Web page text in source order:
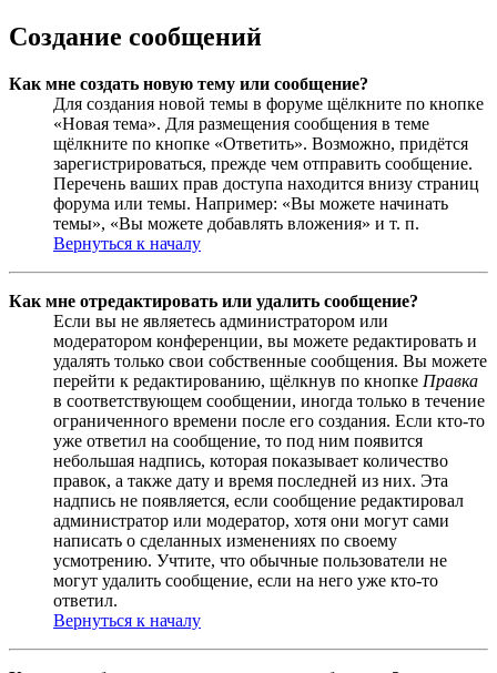
Создание сообщений
Как мне создать новую тему или сообщение?
Для создания новой темы в форуме щёлкните по кнопке
«Новая тема». Для размещения сообщения в теме
щёлкните по кнопке «Ответить». Возможно, придётся
зарегистрироваться, прежде чем отправить сообщение.
Перечень ваших прав доступа находится внизу страниц
форума или темы. Например: «Вы можете начинать
темы», «Вы можете добавлять вложения» и т. п.
Вернуться к началу
Как мне отредактировать или удалить сообщение?
Если вы не являетесь администратором или
модератором конференции, вы можете редактировать и
удалять только свои собственные сообщения. Вы можете
перейти к редактированию, щёлкнув по кнопке Правка
в соответствующем сообщении, иногда только в течение
ограниченного времени после его создания. Если кто-то
уже ответил на сообщение, то под ним появится
небольшая надпись, которая показывает количество
правок, а также дату и время последней из них. Эта
надпись не появляется, если сообщение редактировал
администратор или модератор, хотя они могут сами
написать о сделанных изменениях по своему
усмотрению. Учтите, что обычные пользователи не
могут удалить сообщение, если на него уже кто-то
ответил.
Вернуться к началу